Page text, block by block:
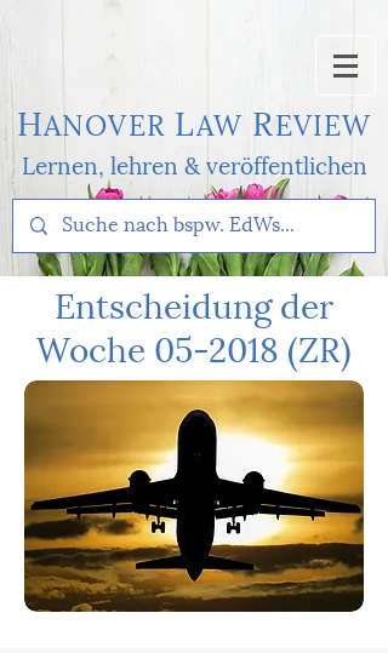
HANOVER LAWREVIEW
Lernen, lehren & veröffentlichen
Entscheidung der
Woche 05-2018 (ZR)